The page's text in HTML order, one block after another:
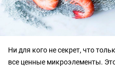
Ни для кого не секрет, что
все ценные микроэлементы.